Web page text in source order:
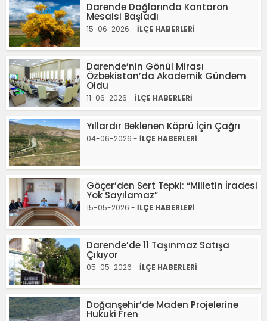
Darende Dağlarında Kantaron
Mesaisi Başladı
15-06-2026 - İLÇE HABERLERİ
Darende’nin Gönül Mirası
Özbekistan’da Akademik Gündem
Oldu
11-06-2026 - İLÇE HABERLERİ
Yıllardır Beklenen Köprü İçin Çağrı
04-06-2026 - İLÇE HABERLERİ
Göçer’den Sert Tepki: “Milletin İradesi
Yok Sayılamaz”
15-05-2026 - İLÇE HABERLERİ
Darende’de 11 Taşınmaz Satışa
Çıkıyor
05-05-2026 - İLÇE HABERLERİ
Doğanşehir’de Maden Projelerine
Hukuki Fren